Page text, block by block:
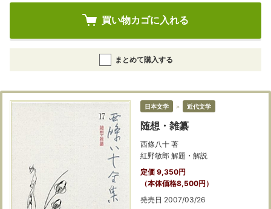
買い物カゴに入れる
まとめて購入する
日本文学 ＞ 近代文学
随想・雑纂
西條八十 著
紅野敏郎 解題・解説
定価 9,350円
（本体価格8,500円）
発売日 2007/03/26